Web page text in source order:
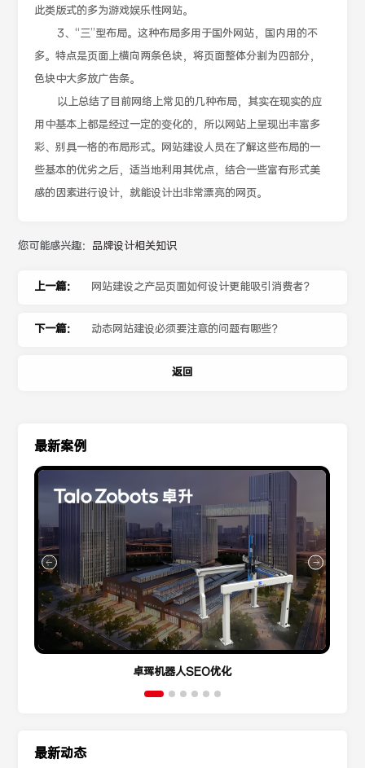
此类版式的多为游戏娱乐性网站。
3、“三”型布局。这种布局多用于国外网站，国内用的不
多。特点是页面上横向两条色块，将页面整体分割为四部分，
色块中大多放广告条。
以上总结了目前网络上常见的几种布局，其实在现实的应
用中基本上都是经过一定的变化的，所以网站上呈现出丰富多
彩、别具一格的布局形式。网站建设人员在了解这些布局的一
些基本的优劣之后，适当地利用其优点，结合一些富有形式美
感的因素进行设计，就能设计出非常漂亮的网页。
您可能感兴趣： 品牌设计相关知识
上一篇： 网站建设之产品页面如何设计更能吸引消费者？
下一篇： 动态网站建设必须要注意的问题有哪些？
返回
最新案例
卓珲机器人SEO优化
最新动态